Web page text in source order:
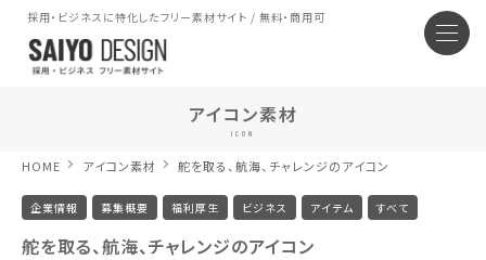
採用・ビジネスに特化したフリー素材サイト / 無料・商用可
アイコン素材
ICON
HOME アイコン素材 舵を取る、航海、チャレンジのアイコン
企業情報 募集概要 福利厚生 ビジネス アイテム すべて
舵を取る、航海、チャレンジのアイコン